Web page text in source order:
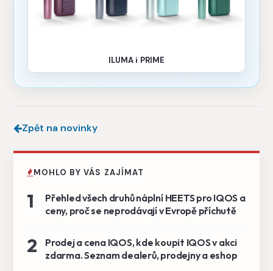
ILUMA i PRIME
Zpět na novinky
MOHLO BY VÁS ZAJÍMAT
1
Přehled všech druhů náplní HEETS pro IQOS a
ceny, proč se neprodávají v Evropě příchutě
2
Prodej a cena IQOS, kde koupit IQOS v akci
zdarma. Seznam dealerů, prodejny a eshop